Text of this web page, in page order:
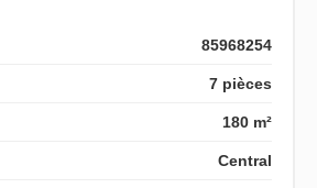
85968254
7 pièces
180 m²
Central